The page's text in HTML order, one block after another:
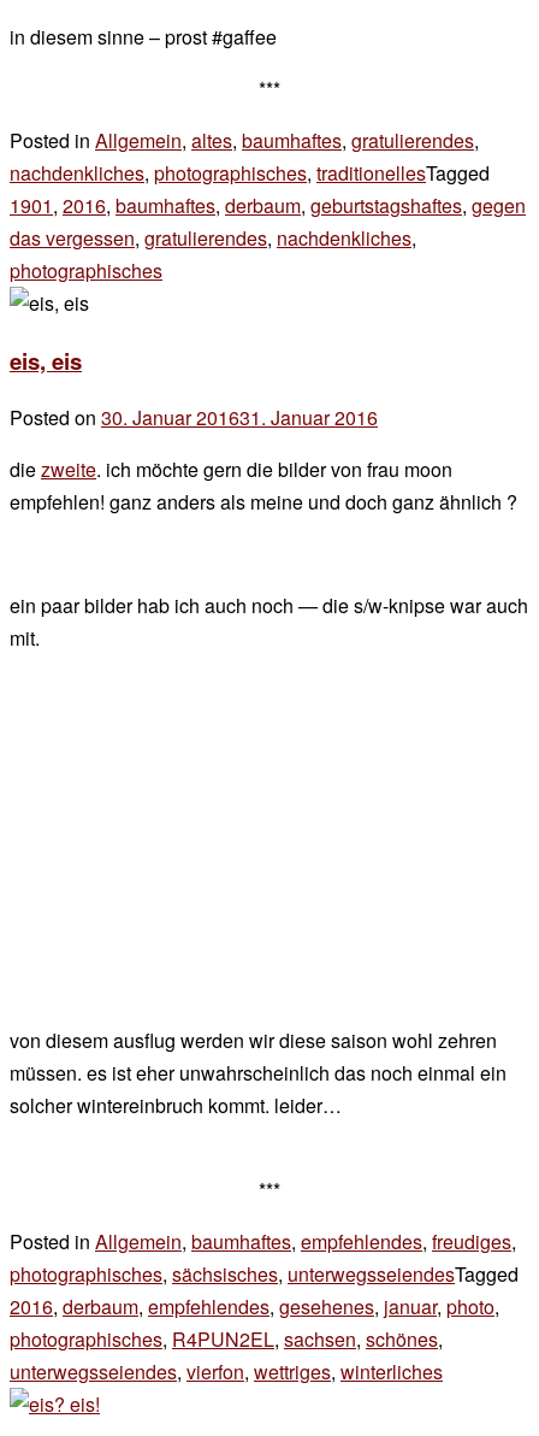
in diesem sinne – prost #gaffee
***
Posted in Allgemein, altes, baumhaftes, gratulierendes,
nachdenkliches, photographisches, traditionellesTagged
1901, 2016, baumhaftes, derbaum, geburtstagshaftes, gegen
das vergessen, gratulierendes, nachdenkliches,
photographisches
eis, eis
Posted on 30. Januar 201631. Januar 2016
chef
diezweite. ich möchte gern die bilder von frau moon
empfehlen! ganz anders als meine und doch ganz ähnlich ?
ein paar bilder hab ich auch noch — die s/w-knipse war auch
mit.
von diesem ausflug werden wir diese saison wohl zehren
müssen. es ist eher unwahrscheinlich das noch einmal ein
solcher wintereinbruch kommt. leider…
***
Posted in Allgemein, baumhaftes, empfehlendes, freudiges,
photographisches, sächsisches, unterwegsseiendesTagged
2016, derbaum, empfehlendes, gesehenes, januar, photo,
photographisches, R4PUN2EL, sachsen, schönes,
unterwegsseiendes, vierfon, wettriges, winterliches